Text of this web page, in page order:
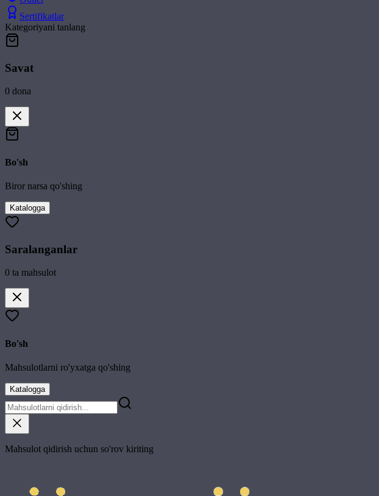
Sertifikatlar
Kategoriyani tanlang
Savat
0 dona
Bo'sh
Biror narsa qo'shing
Katalogga
Saralanganlar
0 ta mahsulot
Bo'sh
Mahsulotlarni ro'yxatga qo'shing
Katalogga
Mahsulot qidirish uchun so'rov kiriting